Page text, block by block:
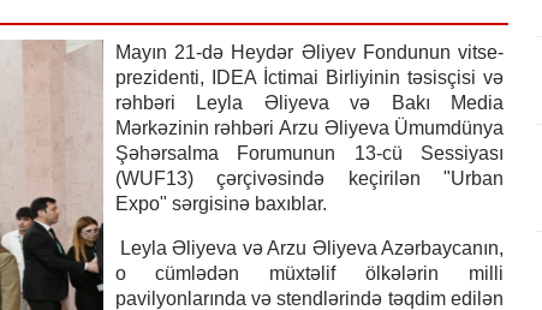
Mayın 21-də Heydər Əliyev Fondunun vitse-
prezidenti, IDEA İctimai Birliyinin təsisçisi və
rəhbəri Leyla Əliyeva və Bakı Media
Mərkəzinin rəhbəri Arzu Əliyeva Ümumdünya
Şəhərsalma Forumunun 13-cü Sessiyası
(WUF13) çərçivəsində keçirilən "Urban
Expo" sərgisinə baxıblar.
Leyla Əliyeva və Arzu Əliyeva Azərbaycanın,
o cümlədən müxtəlif ölkələrin milli
pavilyonlarında və stendlərində təqdim edilən